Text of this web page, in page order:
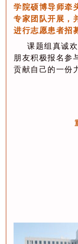
学院硕博导师牵
专家团队开展，
进行志愿患者招
课题组真诚
朋友积极报名参
贡献自己的一份